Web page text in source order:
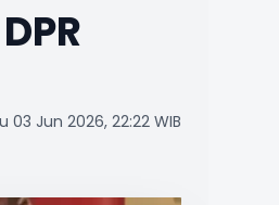
03 Jun 2026, 22:22 WIB